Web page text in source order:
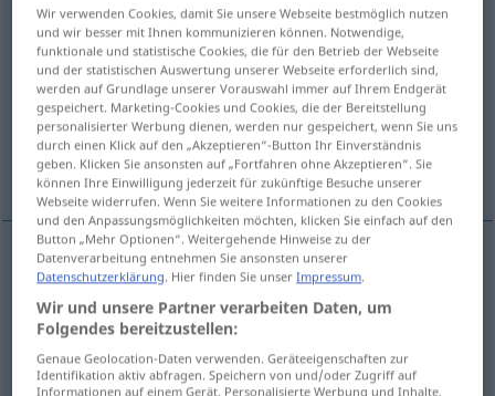
Übersicht aller Übersetzungen
(Für mehr Details die Übersetzung anklicken/antippen)
richtig, fehlerfrei, korrekt korrekt
angemessen, annehmbar
richtig correct
korrekt correct
fehlerfrei correct
Wir verwenden Cookies, damit Sie unsere Webseite bestmöglich nutzen
und wir besser mit Ihnen kommunizieren können. Notwendige,
funktionale und statistische Cookies, die für den Betrieb der Webseite
und der statistischen Auswertung unserer Webseite erforderlich sind,
werden auf Grundlage unserer Vorauswahl immer auf Ihrem Endgerät
gespeichert. Marketing-Cookies und Cookies, die der Bereitstellung
personalisierter Werbung dienen, werden nur gespeichert, wenn Sie uns
durch einen Klick auf den „Akzeptieren“-Button Ihr Einverständnis
geben. Klicken Sie ansonsten auf „Fortfahren ohne Akzeptieren“. Sie
können Ihre Einwilligung jederzeit für zukünftige Besuche unserer
Webseite widerrufen. Wenn Sie weitere Informationen zu den Cookies
und den Anpassungsmöglichkeiten möchten, klicken Sie einfach auf den
Button „Mehr Optionen“. Weitergehende Hinweise zu der
Datenverarbeitung entnehmen Sie ansonsten unserer
Datenschutzerklärung. Hier finden Sie unserImpressum.
Wir und unsere Partner verarbeiten Daten, um
Folgendes bereitzustellen:
Genaue Geolocation-Daten verwenden. Geräteeigenschaften zur
Identifikation aktiv abfragen. Speichern von und/oder Zugriff auf
Informationen auf einem Gerät. Personalisierte Werbung und Inhalte,